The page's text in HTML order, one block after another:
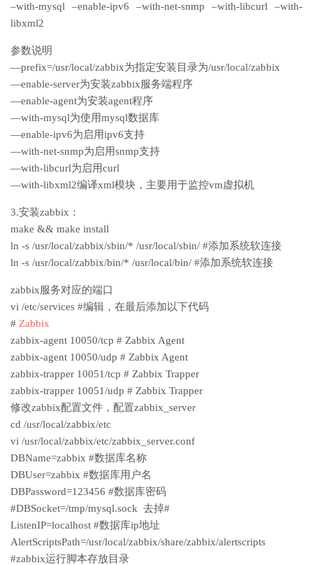
–with-mysql –enable-ipv6 –with-net-snmp –with-libcurl –with-
libxml2
参数说明
—prefix=/usr/local/zabbix为指定安装目录为/usr/local/zabbix
—enable-server为安装zabbix服务端程序
—enable-agent为安装agent程序
—with-mysql为使用mysql数据库
—enable-ipv6为启用ipv6支持
—with-net-snmp为启用snmp支持
—with-libcurl为启用curl
—with-libxml2编译xml模块，主要用于监控vm虚拟机
3.安装zabbix：
make && make install
ln -s /usr/local/zabbix/sbin/* /usr/local/sbin/ #添加系统软连接
ln -s /usr/local/zabbix/bin/* /usr/local/bin/ #添加系统软连接
zabbix服务对应的端口
vi /etc/services #编辑，在最后添加以下代码
# Zabbix
zabbix-agent 10050/tcp # Zabbix Agent
zabbix-agent 10050/udp # Zabbix Agent
zabbix-trapper 10051/tcp # Zabbix Trapper
zabbix-trapper 10051/udp # Zabbix Trapper
修改zabbix配置文件，配置zabbix_server
cd /usr/local/zabbix/etc
vi /usr/local/zabbix/etc/zabbix_server.conf
DBName=zabbix #数据库名称
DBUser=zabbix #数据库用户名
DBPassword=123456 #数据库密码
#DBSocket=/tmp/mysql.sock 去掉#
ListenIP=localhost #数据库ip地址
AlertScriptsPath=/usr/local/zabbix/share/zabbix/alertscripts
#zabbix运行脚本存放目录